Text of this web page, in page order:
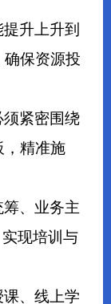
升上升到
保资源投
紧密围绕
，精准施
、业务主
现培训与
、线上学